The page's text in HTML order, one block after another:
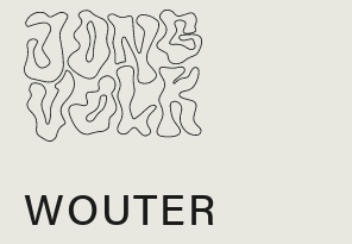
WOUTER